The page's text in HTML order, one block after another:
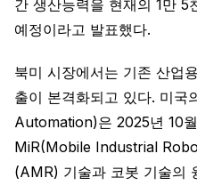
간 생산능력을 현재의 1만
예정이라고 발표했다.
북미 시장에서는 기존 산업
출이 본격화되고 있다. 미
Automation)은 2025년 10
MiR(Mobile Industrial
(AMR) 기술과 코봇 기술의